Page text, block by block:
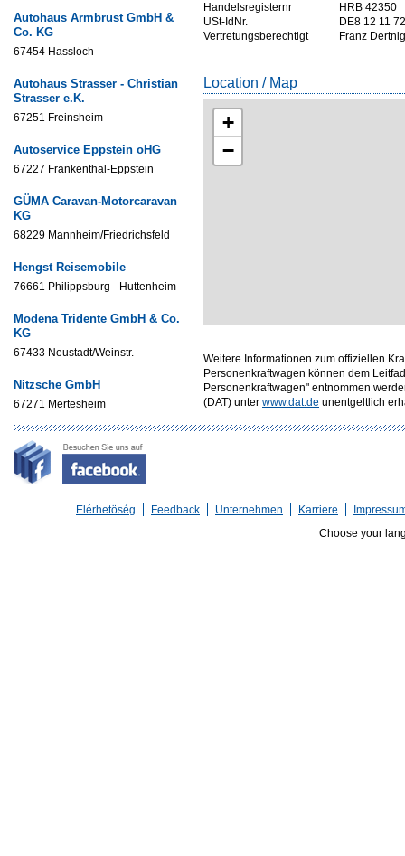
Autohaus Armbrust GmbH &
Co. KG
67454 Hassloch
Autohaus Strasser - Christian
Strasser e.K.
67251 Freinsheim
Autoservice Eppstein oHG
67227 Frankenthal-Eppstein
GÜMA Caravan-Motorcaravan
KG
68229 Mannheim/Friedrichsfeld
Hengst Reisemobile
76661 Philippsburg - Huttenheim
Modena Tridente GmbH & Co.
KG
67433 Neustadt/Weinstr.
Nitzsche GmbH
67271 Mertesheim
Handelsregisternr
HRB 42350
USt-IdNr.
DE8 12 11
Vertretungsberechtigt
Franz Dertnig
Location / Map
+
−
Weitere Informationen zum offiziellen
Personenkraftwagen können dem
Personenkraftwagen" entnommen
(DAT) unter www.dat.de unentgeltlich
Elérhetöség Feedback Unternehmen Karriere
Choose your